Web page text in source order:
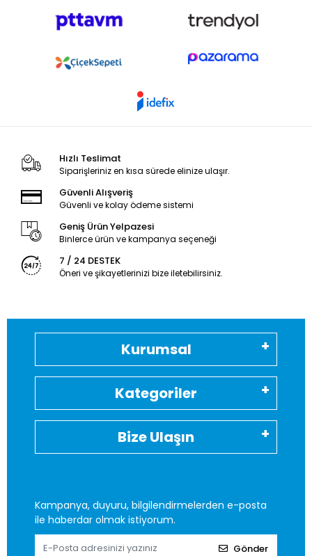
Hızlı Teslimat
Siparişleriniz en kısa sürede elinize ulaşır.
Güvenli Alışveriş
Güvenli ve kolay ödeme sistemi
Geniş Ürün Yelpazesi
Binlerce ürün ve kampanya seçeneği
7 / 24 DESTEK
Öneri ve şikayetlerinizi bize iletebilirsiniz.
Kurumsal
Kategoriler
Bize Ulaşın
Kampanya, duyuru, bilgilendirmelerden e-posta
ile haberdar olmak istiyorum.
Gönder